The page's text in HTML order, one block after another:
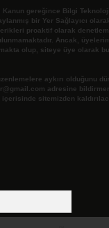
Kanun gereğince Bilgi
bir Yer Sağlayıcı
proaktif olarak
Ancak,
olup, siteye üye olarak
aykırı olduğunu
adresine
sitemizden